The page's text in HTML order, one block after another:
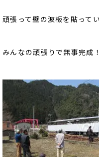
頑張って壁の波板を貼っ
みんなの頑張りで無事完成